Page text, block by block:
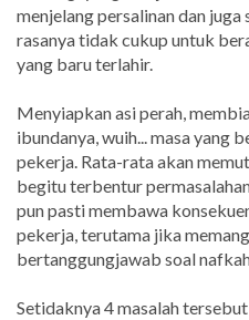
menjelang persalinan dan juga
rasanya tidak cukup untuk
yang baru terlahir.
Menyiapkan asi perah,
ibundanya, wuih... masa yang
pekerja. Rata-rata akan
begitu terbentur
pun pasti membawa
pekerja, terutama jika
bertanggungjawab soal
Setidaknya 4 masalah